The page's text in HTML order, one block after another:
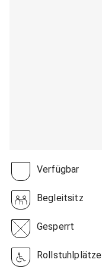
Verfügbar
Begleitsitz
Gesperrt
Rollstuhlplätze